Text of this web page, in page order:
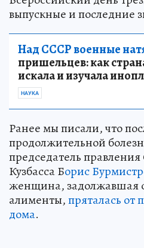
выпускные и последние
Над СССР военные
пришельцев: как
искала и изучала
НАУКА
Ранее мы писали, что
продолжительной
председатель
Кузбасса Борис
женщина, задолжавшая
алименты,пряталась от
дома.